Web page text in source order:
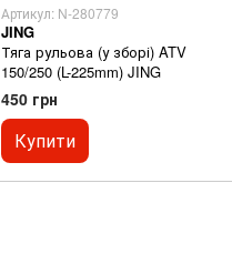
Артикул: N-280779
JING
Тяга рульова (у зборі) ATV
150/250 (L-225mm) JING
450 грн
Купити